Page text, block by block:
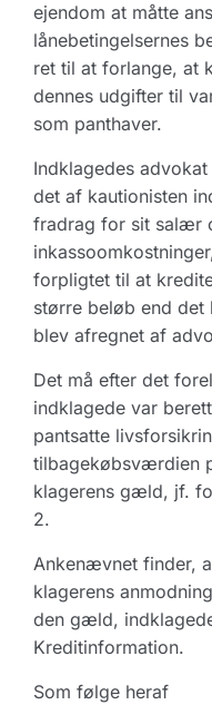
ejendom at måtte
lånebetingelsernes
ret til at forlange, at
dennes udgifter til
som panthaver.
Indklagedes
det af kautionisten
fradrag for sit salær
forpligtet til at
større beløb end
blev afregnet af
Det må efter det
indklagede var
pantsatte
tilbagekøbsværdien
klagerens gæld, jf.
2.
Ankenævnet finder,
klagerens
den gæld,
Kreditinformation.
Som følge heraf